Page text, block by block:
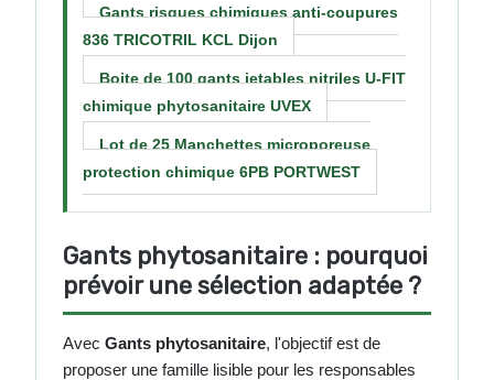
Gants risques chimiques anti-coupures
836 TRICOTRIL KCL Dijon
Boite de 100 gants jetables nitriles U-FIT
chimique phytosanitaire UVEX
Lot de 25 Manchettes microporeuse
protection chimique 6PB PORTWEST
Gants phytosanitaire : pourquoi
prévoir une sélection adaptée ?
Avec Gants phytosanitaire, l'objectif est de
proposer une famille lisible pour les responsables